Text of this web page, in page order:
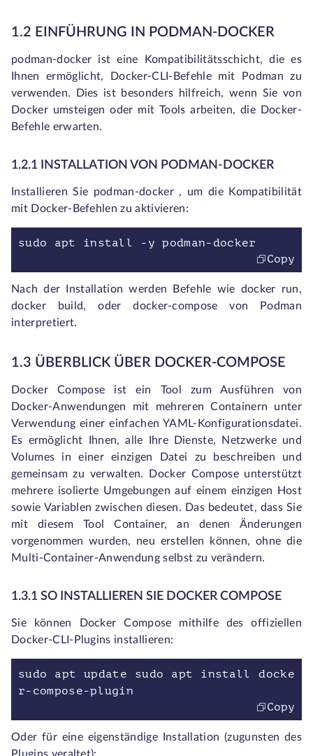
1.2 EINFÜHRUNG IN PODMAN-DOCKER
podman-docker
ist eine Kompatibilitätsschicht, die es
Ihnen ermöglicht, Docker-CLI-Befehle mit Podman zu
verwenden. Dies ist besonders hilfreich, wenn Sie von
Docker umsteigen oder mit Tools arbeiten, die Docker-
Befehle erwarten.
1.2.1 INSTALLATION VON PODMAN-DOCKER
Installieren Sie podman-docker , um die Kompatibilität
mit Docker-Befehlen zu aktivieren:
sudo apt install -y podman-docker
Copy
Nach der Installation werden Befehle wie docker run,
docker build,
oder docker-compose
von Podman
interpretiert.
1.3 ÜBERBLICK ÜBER DOCKER-COMPOSE
Docker Compose ist ein Tool zum Ausführen von
Docker-Anwendungen mit mehreren Containern unter
Verwendung einer einfachen YAML-Konfigurationsdatei.
Es ermöglicht Ihnen, alle Ihre Dienste, Netzwerke und
Volumes in einer einzigen Datei zu beschreiben und
gemeinsam zu verwalten. Docker Compose unterstützt
mehrere isolierte Umgebungen auf einem einzigen Host
sowie Variablen zwischen diesen. Das bedeutet, dass Sie
mit diesem Tool Container, an denen Änderungen
vorgenommen wurden, neu erstellen können, ohne die
Multi-Container-Anwendung selbst zu verändern.
1.3.1 SO INSTALLIEREN SIE DOCKER COMPOSE
Sie können Docker Compose mithilfe des offiziellen
Docker-CLI-Plugins installieren:
sudo apt update sudo apt install docke
r-compose-plugin
Copy
Oder für eine eigenständige Installation (zugunsten des